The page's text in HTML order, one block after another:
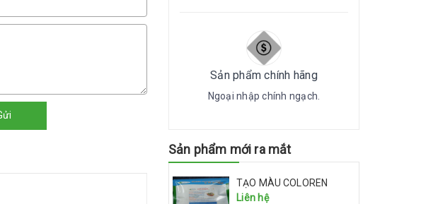
Sản phẩm chính hãng
Ngoại nhập chính ngạch.
Sản phẩm mới ra mắt
TẠO MÀU COLOREN
Liên hệ